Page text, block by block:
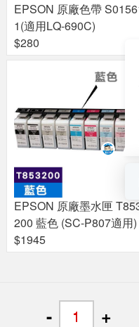
- +
EPSON 原廠色帶
1(適用LQ-690C)
$280
EPSON 原廠墨水匣
200 藍色 (SC-P807適用)
$1945
關於良興